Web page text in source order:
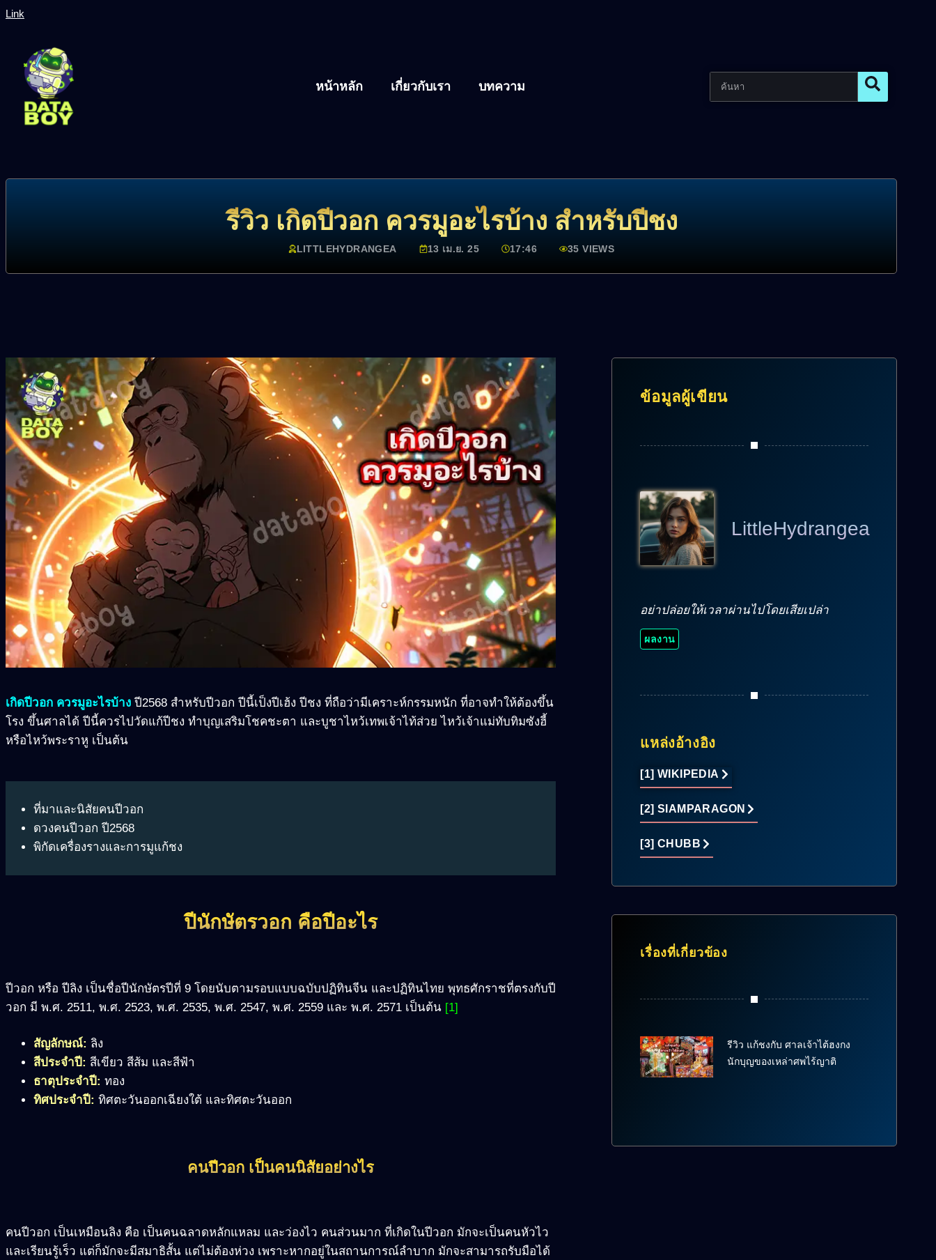
Link
หน้าหลัก เกี่ยวกับเรา บทความ
รีวิว เกิดปีวอก ควรมูอะไรบ้าง สำหรับปีชง
LITTLEHYDRANGEA 13 เม.ย. 25 17:46 35 VIEWS
เกิดปีวอก ควรมูอะไรบ้าง ปี2568 สำหรับปีวอก ปีนี้เป็งปีเฮ้ง ปีชง ที่ถือว่ามีเคราะห์กรรมหนัก ที่อาจทำให้ต้องขึ้น
โรง ขึ้นศาลได้ ปีนี้ควรไปวัดแก้ปีชง ทำบุญเสริมโชคชะตา และบูชาไหว้เทพเจ้าไท้ส่วย ไหว้เจ้าแม่ทับทิมซังฮี้
หรือไหว้พระราหู เป็นต้น
ที่มาและนิสัยคนปีวอก
ดวงคนปีวอก ปี2568
พิกัดเครื่องรางและการมูแก้ชง
ปีนักษัตรวอก คือปีอะไร
ปีวอก หรือ ปีลิง เป็นชื่อปีนักษัตรปีที่ 9 โดยนับตามรอบแบบฉบับปฏิทินจีน และปฏิทินไทย พุทธศักราชที่ตรงกับปี
วอก มี พ.ศ. 2511, พ.ศ. 2523, พ.ศ. 2535, พ.ศ. 2547, พ.ศ. 2559 และ พ.ศ. 2571 เป็นต้น [1]
สัญลักษณ์: ลิง
สีประจำปี: สีเขียว สีส้ม และสีฟ้า
ธาตุประจำปี: ทอง
ทิศประจำปี: ทิศตะวันออกเฉียงใต้ และทิศตะวันออก
คนปีวอก เป็นคนนิสัยอย่างไร
คนปีวอก เป็นเหมือนลิง คือ เป็นคนฉลาดหลักแหลม และว่องไว คนส่วนมาก ที่เกิดในปีวอก มักจะเป็นคนหัวไว
และเรียนรู้เร็ว แต่ก็มักจะมีสมาธิสั้น แต่ไม่ต้องห่วง เพราะหากอยู่ในสถานการณ์ลำบาก มักจะสามารถรับมือได้
ข้อมูลผู้เขียน
LittleHydrangea
อย่าปล่อยให้เวลาผ่านไปโดยเสียเปล่า
ผลงาน
แหล่งอ้างอิง
[1] WIKIPEDIA
[2] SIAMPARAGON
[3] CHUBB
เรื่องที่เกี่ยวข้อง
รีวิว แก้ชงกับ ศาลเจ้าไต้ฮงกง
นักบุญของเหล่าศพไร้ญาติ